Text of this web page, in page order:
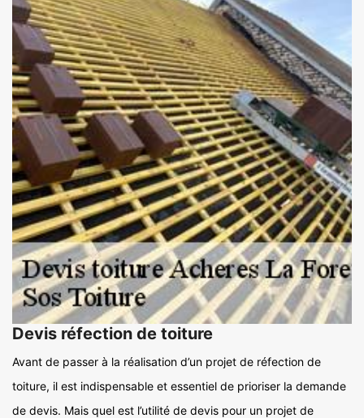
Devis réfection de toiture
Avant de passer à la réalisation d’un projet de réfection de
toiture, il est indispensable et essentiel de prioriser la demande
de devis. Mais quel est l’utilité de devis pour un projet de